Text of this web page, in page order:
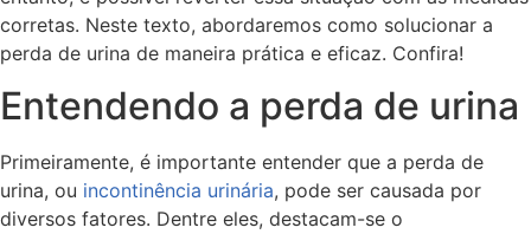
corretas. Neste texto, abordaremos como solucionar a
perda de urina de maneira prática e eficaz. Confira!
Entendendo a perda de urina
Primeiramente, é importante entender que a perda de
urina, ou incontinência urinária, pode ser causada por
diversos fatores. Dentre eles, destacam-se o